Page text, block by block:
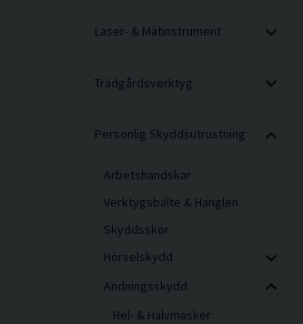
Laser- & Mätinstrument
Trädgårdsverktyg
Personlig Skyddsutrustning
Arbetshandskar
Verktygsbälte & Hänglen
Skyddsskor
Hörselskydd
Andningsskydd
Hel- & Halvmasker